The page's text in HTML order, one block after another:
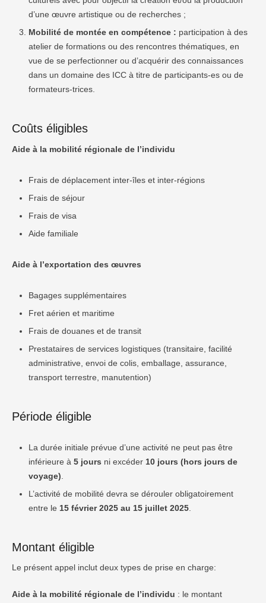
d’une œuvre artistique ou de recherches ;
Mobilité de montée en compétence : participation à des
atelier de formations ou des rencontres thématiques, en
vue de se perfectionner ou d’acquérir des connaissances
dans un domaine des ICC à titre de participants-es ou de
formateurs-trices.
Coûts éligibles
Aide à la mobilité régionale de l’individu
Frais de déplacement inter-îles et inter-régions
Frais de séjour
Frais de visa
Aide familiale
Aide à l’exportation des œuvres
Bagages supplémentaires
Fret aérien et maritime
Frais de douanes et de transit
Prestataires de services logistiques (transitaire, facilité
administrative, envoi de colis, emballage, assurance,
transport terrestre, manutention)
Période éligible
La durée initiale prévue d’une activité ne peut pas être
inférieure à 5 jours ni excéder 10 jours (hors jours de
voyage)
L’activité de mobilité devra se dérouler obligatoirement
entre le 15 février 2025 au 15 juillet 2025
Montant éligible
Le présent appel inclut deux types de prise en charge:
Aide à la mobilité régionale de l’individu : le montant